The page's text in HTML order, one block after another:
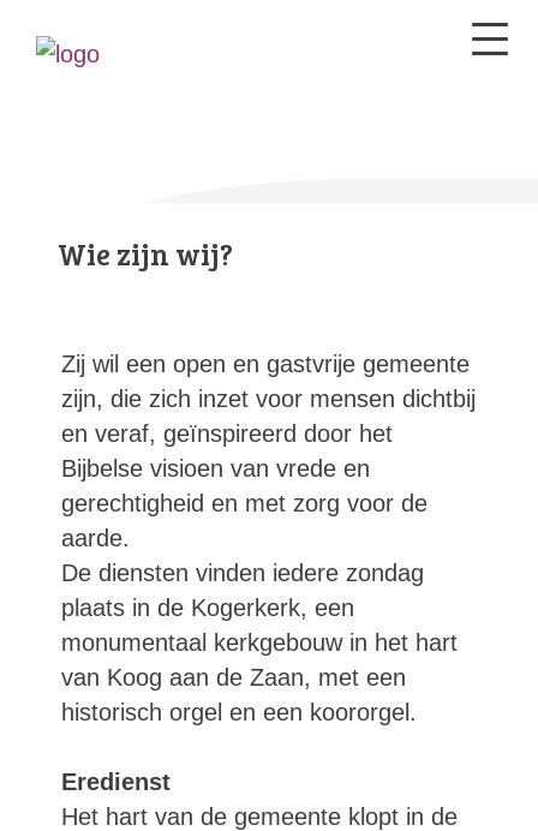
Wie zijn wij?
Zij wil een open en gastvrije gemeente
zijn, die zich inzet voor mensen dichtbij
en veraf, geïnspireerd door het
Bijbelse visioen van vrede en
gerechtigheid en met zorg voor de
aarde.
De diensten vinden iedere zondag
plaats in de Kogerkerk, een
monumentaal kerkgebouw in het hart
van Koog aan de Zaan, met een
historisch orgel en een koororgel.
Eredienst
Het hart van de gemeente klopt in de